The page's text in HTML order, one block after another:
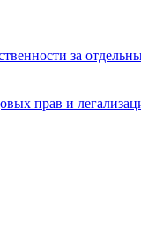
за
прав и